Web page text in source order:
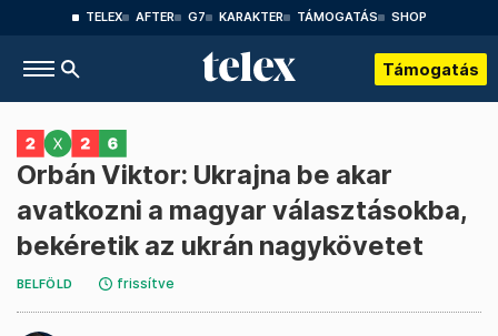
TELEX AFTER G7 KARAKTER TÁMOGATÁS SHOP
Támogatás
Orbán Viktor: Ukrajna be akar
avatkozni a magyar választásokba,
bekéretik az ukrán nagykövetet
BELFÖLD frissítve